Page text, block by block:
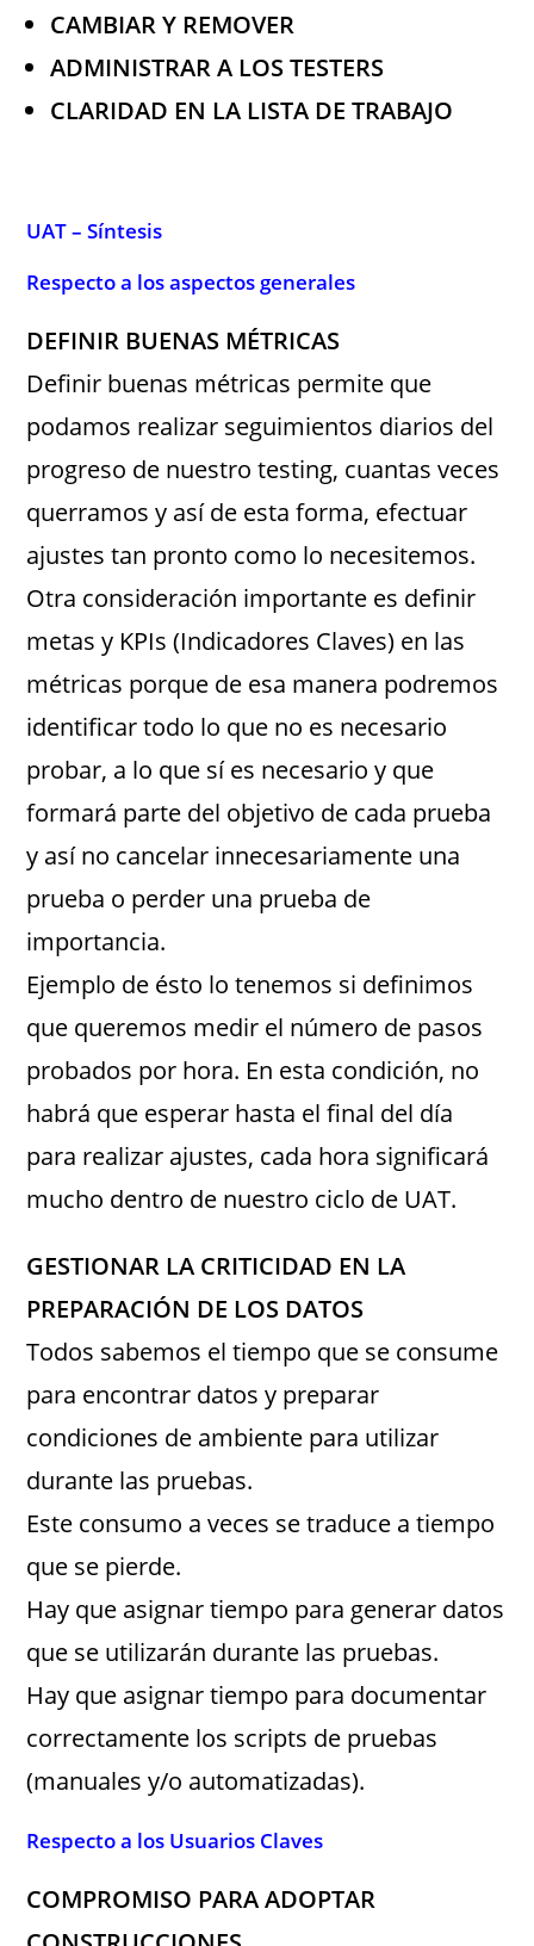
CAMBIAR Y REMOVER
ADMINISTRAR A LOS TESTERS
CLARIDAD EN LA LISTA DE TRABAJO
UAT – Síntesis
Respecto a los aspectos generales
DEFINIR BUENAS MÉTRICAS
Definir buenas métricas permite que
podamos realizar seguimientos diarios del
progreso de nuestro testing, cuantas veces
querramos y así de esta forma, efectuar
ajustes tan pronto como lo necesitemos.
Otra consideración importante es definir
metas y KPIs (Indicadores Claves) en las
métricas porque de esa manera podremos
identificar todo lo que no es necesario
probar, a lo que sí es necesario y que
formará parte del objetivo de cada prueba
y así no cancelar innecesariamente una
prueba o perder una prueba de
importancia.
Ejemplo de ésto lo tenemos si definimos
que queremos medir el número de pasos
probados por hora. En esta condición, no
habrá que esperar hasta el final del día
para realizar ajustes, cada hora significará
mucho dentro de nuestro ciclo de UAT.
GESTIONAR LA CRITICIDAD EN LA
PREPARACIÓN DE LOS DATOS
Todos sabemos el tiempo que se consume
para encontrar datos y preparar
condiciones de ambiente para utilizar
durante las pruebas.
Este consumo a veces se traduce a tiempo
que se pierde.
Hay que asignar tiempo para generar datos
que se utilizarán durante las pruebas.
Hay que asignar tiempo para documentar
correctamente los scripts de pruebas
(manuales y/o automatizadas).
Respecto a los Usuarios Claves
COMPROMISO PARA ADOPTAR